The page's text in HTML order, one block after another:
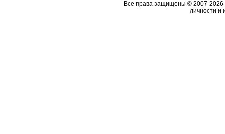
Все права защищены © 2007-2026
личности и